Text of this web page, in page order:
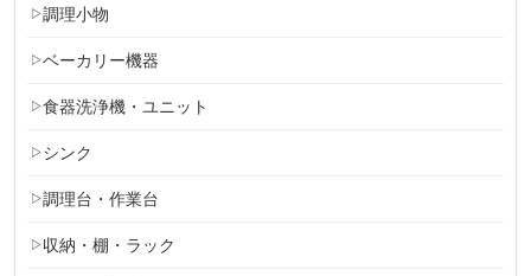
調理小物
ベーカリー機器
食器洗浄機・ユニット
シンク
調理台・作業台
収納・棚・ラック